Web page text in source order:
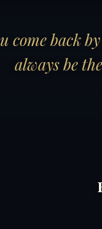
come back
always be